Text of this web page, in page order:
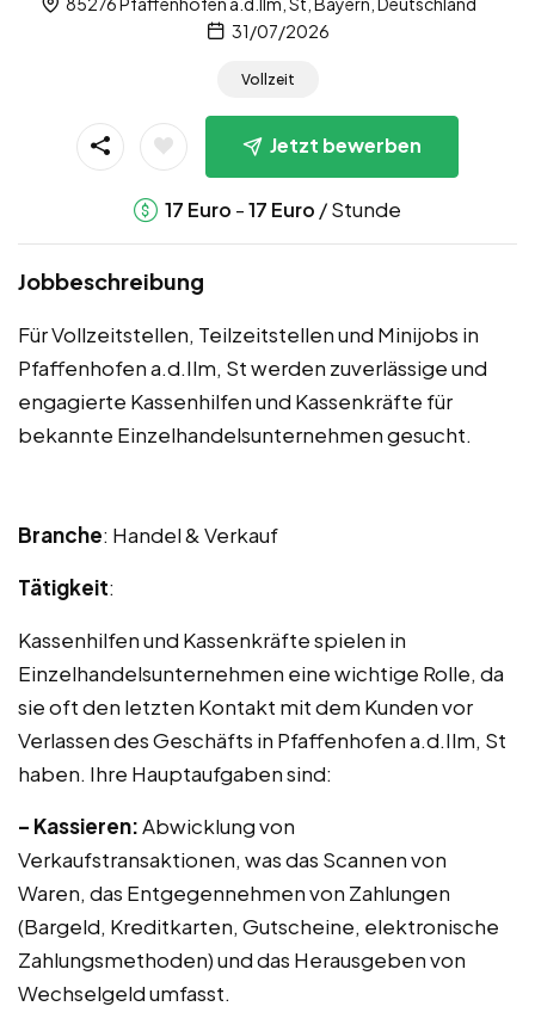
31/07/2026
Vollzeit
Jetzt bewerben
17 Euro -17 Euro / Stunde
Jobbeschreibung
Für Vollzeitstellen, Teilzeitstellen und Minijobs in
Pfaffenhofen a.d.Ilm, St werden zuverlässige und
engagierte Kassenhilfen und Kassenkräfte für
bekannte Einzelhandelsunternehmen gesucht.
Branche: Handel & Verkauf
Tätigkeit:
Kassenhilfen und Kassenkräfte spielen in
Einzelhandelsunternehmen eine wichtige Rolle, da
sie oft den letzten Kontakt mit dem Kunden vor
Verlassen des Geschäfts in Pfaffenhofen a.d.Ilm, St
haben. Ihre Hauptaufgaben sind:
– Kassieren:Abwicklung von
Verkaufstransaktionen, was das Scannen von
Waren, das Entgegennehmen von Zahlungen
(Bargeld, Kreditkarten, Gutscheine, elektronische
Zahlungsmethoden) und das Herausgeben von
Wechselgeld umfasst.